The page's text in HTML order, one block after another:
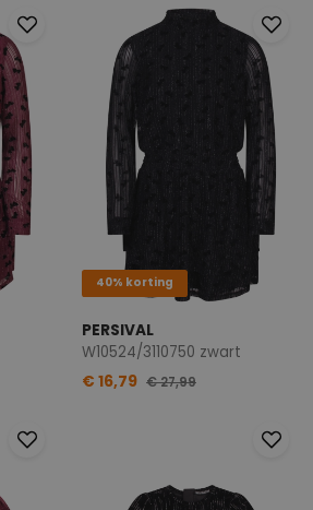
40% korting
PERSIVAL
W10524/3110750 zwart
€ 16,79 € 27,99